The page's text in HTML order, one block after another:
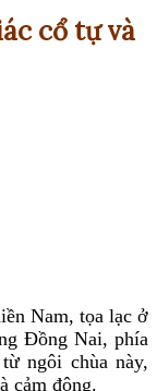
cổ tự và
Nam, tọa lạc ở
Đồng Nai, phía
ngôi chùa này,
cảm động.